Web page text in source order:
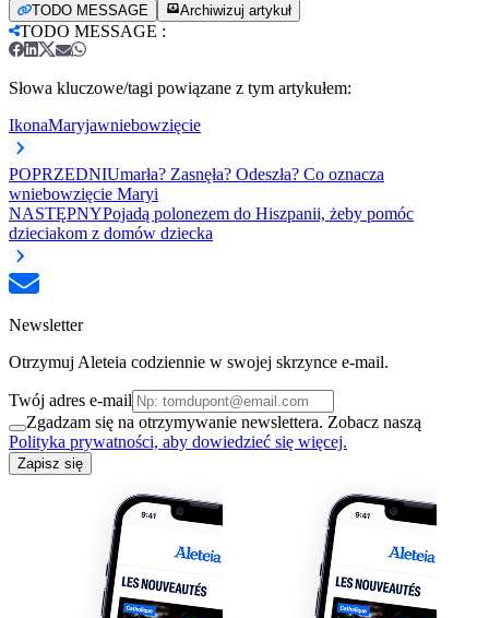
TODO MESSAGE Archiwizuj artykuł
TODO MESSAGE :
Słowa kluczowe/tagi powiązane z tym artykułem:
IkonaMaryjawniebowzięcie
POPRZEDNIUmarła? Zasnęła? Odeszła? Co oznacza
wniebowzięcie Maryi
NASTĘPNYPojadą polonezem do Hiszpanii, żeby pomóc
dzieciakom z domów dziecka
Newsletter
Otrzymuj Aleteia codziennie w swojej skrzynce e-mail.
Twój adres e-mail
Zgadzam się na otrzymywanie newslettera. Zobacz naszą
Polityka prywatności, aby dowiedzieć się więcej.
Zapisz się